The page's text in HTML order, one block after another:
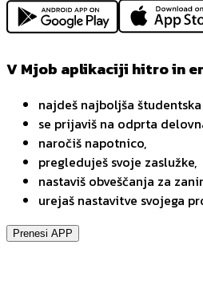
V Mjob aplikaciji hitro in
najdeš najboljša
se prijaviš na odprta
naročiš napotnico,
pregleduješ svoje zaslužke,
nastaviš obveščanja za
urejaš nastavitve svojega
Prenesi APP